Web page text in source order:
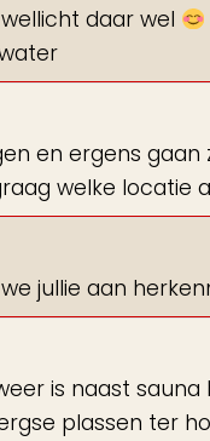
daar wel
en ergens gaan
welke locatie
jullie aan
is naast sauna
plassen ter